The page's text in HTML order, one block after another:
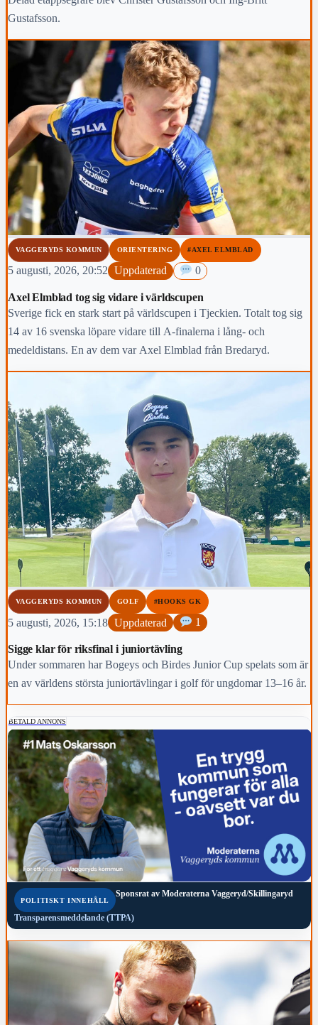
Gustafsson.
VAGGERYDS KOMMUN ORIENTERING #AXEL ELMBLAD
5 augusti, 2026, 20:52 Uppdaterad 0
Axel Elmblad tog sig vidare i världscupen
Sverige fick en stark start på världscupen i Tjeckien. Totalt tog sig
14 av 16 svenska löpare vidare till A-finalerna i lång- och
medeldistans. En av dem var Axel Elmblad från Bredaryd.
VAGGERYDS KOMMUN GOLF #HOOKS GK
5 augusti, 2026, 15:18 Uppdaterad 1
Sigge klar för riksfinal i juniortävling
Under sommaren har Bogeys och Birdes Junior Cup spelats som är
en av världens största juniortävlingar i golf för ungdomar 13–16 år.
BETALD ANNONS
POLITISKT INNEHÅLL
Sponsrat av Moderaterna Vaggeryd/Skillingaryd
Transparensmeddelande (TTPA)